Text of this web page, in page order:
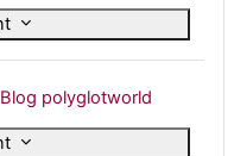
polyglotworld